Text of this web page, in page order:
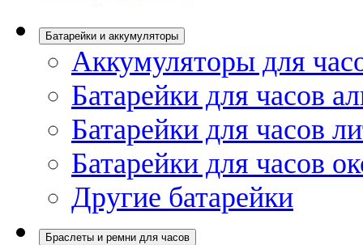
Батарейки и аккумуляторы
Аккумуляторы для
Батарейки для часов
Батарейки для часов
Батарейки для часов
Другие батарейки
Браслеты и ремни для часов